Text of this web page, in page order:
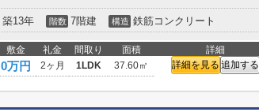
築13年 階数 7階建 構造 鉄筋コンクリート
敷金 礼金 間取り 面積 詳細
0万円 2ヶ月 1LDK 37.60㎡ 詳細を見る 追加する